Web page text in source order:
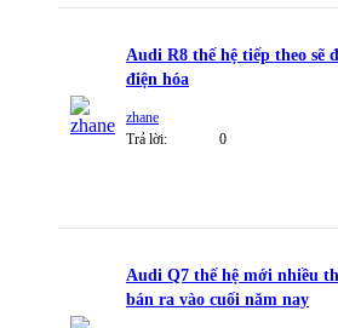
Audi R8 thế hệ tiếp theo sẽ
điện hóa
zhane
Trả lời:
0
Audi Q7 thế hệ mới nhiều
bán ra vào cuối năm nay